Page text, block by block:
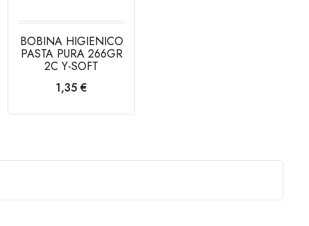
BOBINA HIGIENICO
PASTA PURA 266GR
2C Y-SOFT
Precio
1,35 €
CARRITO